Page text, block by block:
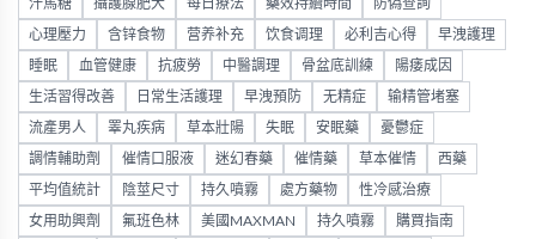
汗馬糖 攝護腺肥大 每日療法 藥效持續時間 防偽查詢
心理壓力 含锌食物 营养补充 饮食调理 必利吉心得 早洩護理
睡眠 血管健康 抗疲勞 中醫調理 骨盆底訓練 陽痿成因
生活習得改善 日常生活護理 早洩預防 无精症 输精管堵塞
流產男人 睪丸疾病 草本壯陽 失眠 安眠藥 憂鬱症
調情輔助劑 催情口服液 迷幻春藥 催情藥 草本催情 西藥
平均值統計 陰莖尺寸 持久噴霧 處方藥物 性冷感治療
女用助興劑 氟班色林 美國MAXMAN 持久噴霧 購買指南